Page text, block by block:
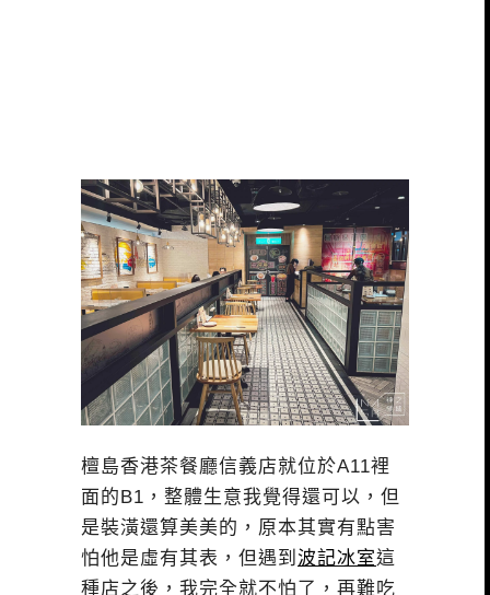
檀島香港茶餐廳信義店就位於A11裡
面的B1，整體生意我覺得還可以，但
是裝潢還算美美的，原本其實有點害
怕他是虛有其表，但遇到 波記冰室這
種店之後，我完全就不怕了，再難吃